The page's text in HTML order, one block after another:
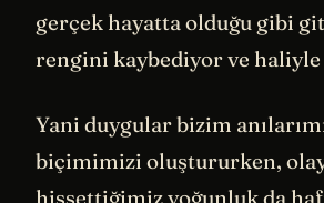
gerçek hayatta olduğu gibi
rengini kaybediyor ve
Yani duygular bizim
biçimimizi oluştururken,